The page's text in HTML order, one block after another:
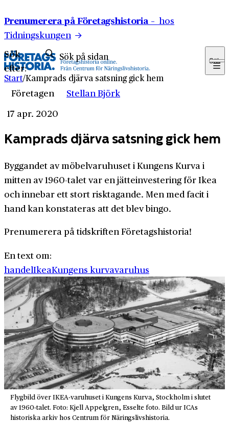
Prenumerera på Företagshistoria – hos
Tidningskungen
Sök
efter:
Sök
Start/Kamprads djärva satsning gick hem
Företagen
Stellan Björk
17 apr. 2020
Kamprads djärva satsning gick hem
Byggandet av möbelvaruhuset i Kungens Kurva i
mitten av 1960-talet var en jätteinvestering för Ikea
och innebar ett stort risktagande. Men med facit i
hand kan konstateras att det blev bingo.
Prenumerera på tidskriften Företagshistoria!
En text om:
handelIkeaKungens kurvavaruhus
Flygbild över IKEA-varuhuset i Kungens Kurva, Stockholm i slutet
av 1960-talet. Foto: Kjell Appelgren, Esselte foto. Bild ur ICAs
historiska arkiv hos Centrum för Näringslivshistoria.